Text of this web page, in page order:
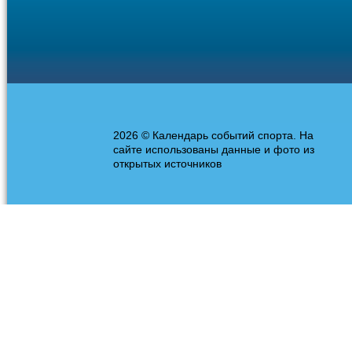
2026 © Календарь событий спорта. На
сайте использованы данные и фото из
открытых источников